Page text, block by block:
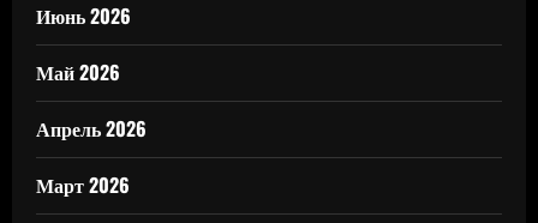
Июнь 2026
Май 2026
Апрель 2026
Март 2026